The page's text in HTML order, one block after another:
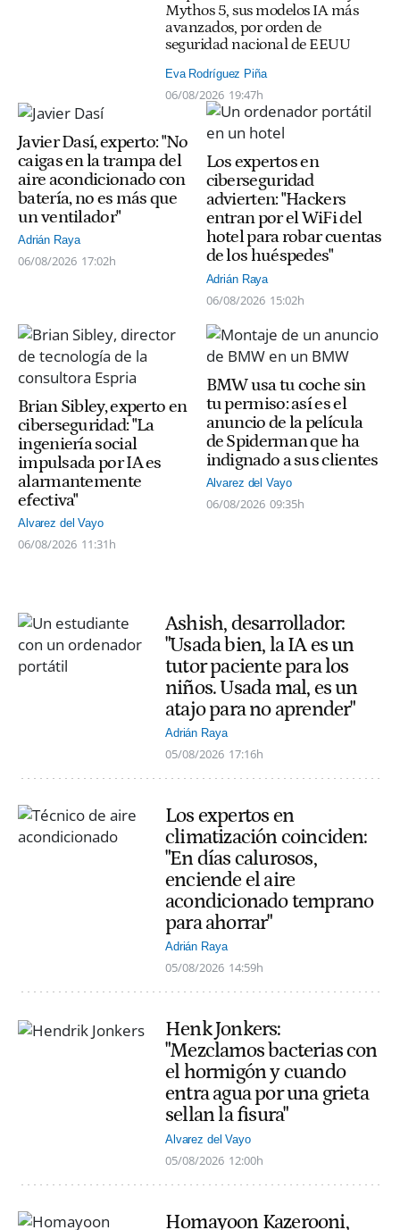
Mythos 5, sus modelos IA más
avanzados, por orden de
seguridad nacional de EEUU
Eva Rodríguez Piña
06/08/2026 19:47h
Javier Dasí, experto: "No
caigas en la trampa del
aire acondicionado con
batería, no es más que
un ventilador"
Adrián Raya
06/08/2026 17:02h
Los expertos en
ciberseguridad
advierten: "Hackers
entran por el WiFi del
hotel para robar cuentas
de los huéspedes"
Adrián Raya
06/08/2026 15:02h
Brian Sibley, experto en
ciberseguridad: "La
ingeniería social
impulsada por IA es
alarmantemente
efectiva"
Alvarez del Vayo
06/08/2026 11:31h
BMW usa tu coche sin
tu permiso: así es el
anuncio de la película
de Spiderman que ha
indignado a sus clientes
Alvarez del Vayo
06/08/2026 09:35h
Ashish, desarrollador:
"Usada bien, la IA es un
tutor paciente para los
niños. Usada mal, es un
atajo para no aprender"
Adrián Raya
05/08/2026 17:16h
Los expertos en
climatización coinciden:
"En días calurosos,
enciende el aire
acondicionado temprano
para ahorrar"
Adrián Raya
05/08/2026 14:59h
Henk Jonkers:
"Mezclamos bacterias con
el hormigón y cuando
entra agua por una grieta
sellan la fisura"
Alvarez del Vayo
05/08/2026 12:00h
Homayoon Kazerooni,